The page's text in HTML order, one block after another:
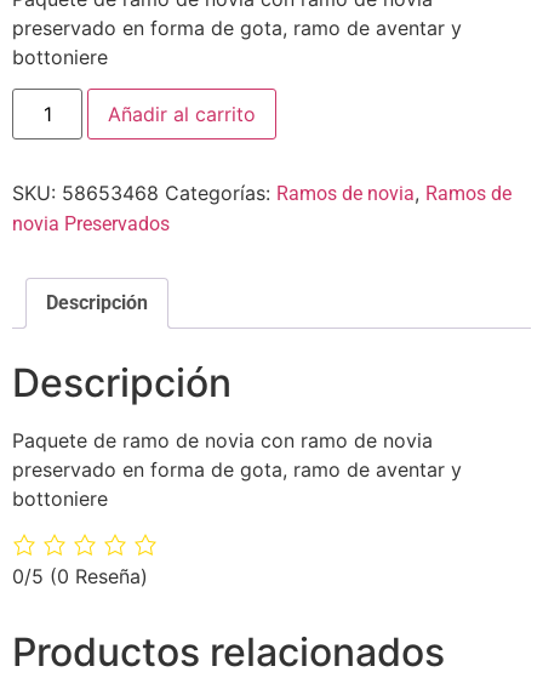
preservado en forma de gota, ramo de aventar y
bottoniere
Añadir al carrito
SKU: 58653468 Categorías: Ramos de novia, Ramos de
novia Preservados
Descripción
Descripción
Paquete de ramo de novia con ramo de novia
preservado en forma de gota, ramo de aventar y
bottoniere
0/5 (0 Reseña)
Productos relacionados